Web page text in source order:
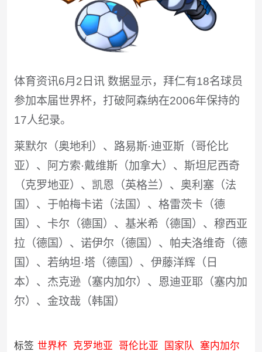
体育资讯6月2日讯 数据显示，拜仁有18名球员
参加本届世界杯，打破阿森纳在2006年保持的
17人纪录。
莱默尔（奥地利）、路易斯·迪亚斯（哥伦比
亚）、阿方索·戴维斯（加拿大）、斯坦尼西奇
（克罗地亚）、凯恩（英格兰）、奥利塞（法
国）、于帕梅卡诺（法国）、格雷茨卡（德
国）、卡尔（德国）、基米希（德国）、穆西亚
拉（德国）、诺伊尔（德国）、帕夫洛维奇（德
国）、若纳坦·塔（德国）、伊藤洋辉（日
本）、杰克逊（塞内加尔）、恩迪亚耶（塞内加
尔）、金玟哉（韩国）
标签 世界杯 克罗地亚 哥伦比亚 国家队 塞内加尔